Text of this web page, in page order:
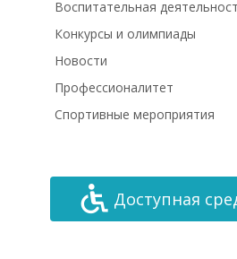
Воспитательная
Конкурсы и олимпиады
Новости
Профессионалитет
Спортивные мероприятия
Доступная